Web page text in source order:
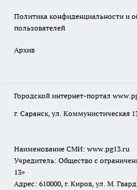
Политика конфиденциальности и
пользователей
Архив
Городской интернет-портал
г. Саранск, ул. Коммунистическая
Наименование СМИ: www.pg13.ru
Учредитель: Общество с
13»
Адрес: 610000, г. Киров, ул. М.